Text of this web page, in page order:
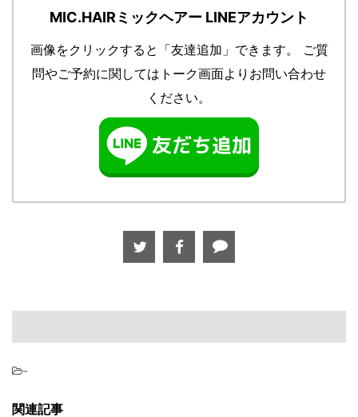
MIC.HAIRミックヘアー LINEアカウント
画像をクリックすると「友達追加」できます。
ご質
問やご予約に関してはトーク画面よりお問い合わせ
ください。
-
関連記事